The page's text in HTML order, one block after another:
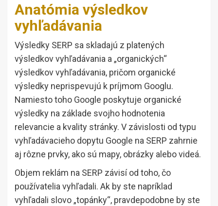
Anatómia výsledkov
vyhľadávania
Výsledky SERP sa skladajú z platených
výsledkov vyhľadávania a „organických“
výsledkov vyhľadávania, pričom organické
výsledky neprispevujú k príjmom Googlu.
Namiesto toho Google poskytuje organické
výsledky na základe svojho hodnotenia
relevancie a kvality stránky. V závislosti od typu
vyhľadávacieho dopytu Google na SERP zahrnie
aj rôzne prvky, ako sú mapy, obrázky alebo videá.
Objem reklám na SERP závisí od toho, čo
používatelia vyhľadali. Ak by ste napríklad
vyhľadali slovo „topánky“, pravdepodobne by ste